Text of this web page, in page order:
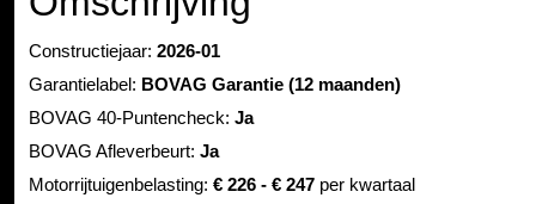
Constructiejaar: 2026-01
Garantielabel: BOVAG Garantie (12 maanden)
BOVAG 40-Puntencheck: Ja
BOVAG Afleverbeurt: Ja
Motorrijtuigenbelasting: € 226 - € 247 per kwartaal